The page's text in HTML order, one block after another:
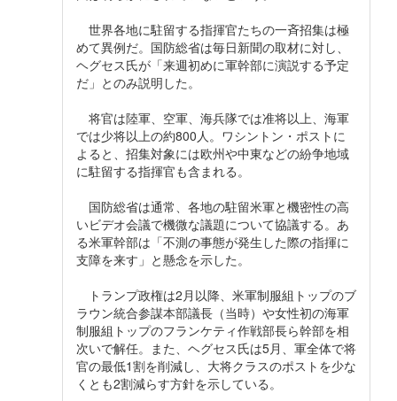
世界各地に駐留する指揮官たちの一斉招集は極
めて異例だ。国防総省は毎日新聞の取材に対し、
ヘグセス氏が「来週初めに軍幹部に演説する予定
だ」とのみ説明した。
将官は陸軍、空軍、海兵隊では准将以上、海軍
では少将以上の約800人。ワシントン・ポストに
よると、招集対象には欧州や中東などの紛争地域
に駐留する指揮官も含まれる。
国防総省は通常、各地の駐留米軍と機密性の高
いビデオ会議で機微な議題について協議する。あ
る米軍幹部は「不測の事態が発生した際の指揮に
支障を来す」と懸念を示した。
トランプ政権は2月以降、米軍制服組トップのブ
ラウン統合参謀本部議長（当時）や女性初の海軍
制服組トップのフランケティ作戦部長ら幹部を相
次いで解任。また、ヘグセス氏は5月、軍全体で将
官の最低1割を削減し、大将クラスのポストを少な
くとも2割減らす方針を示している。